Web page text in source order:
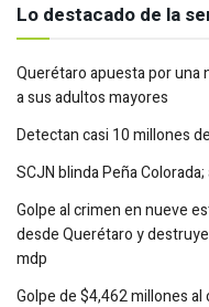
Lo destacado de la
Querétaro apuesta por una
a sus adultos mayores
Detectan casi 10 millones
SCJN blinda Peña
Golpe al crimen en nueve
desde Querétaro y
mdp
Golpe de $4,462 millones